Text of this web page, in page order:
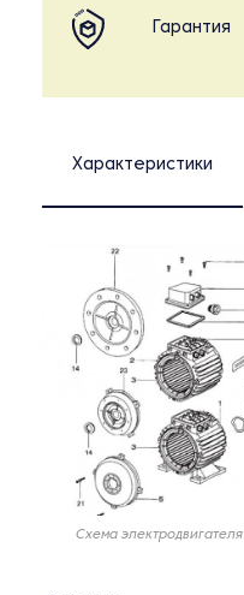
Гарантия
Характеристики
Схема электродвигателя